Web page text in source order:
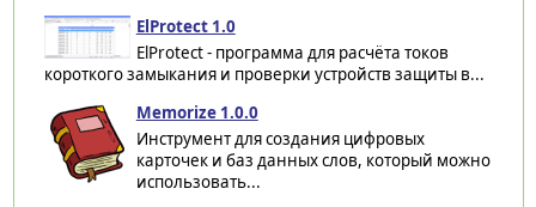
ElProtect 1.0
ElProtect - программа для расчёта токов
короткого замыкания и проверки устройств защиты в...
Memorize 1.0.0
Инструмент для создания цифровых
карточек и баз данных слов, который можно
использовать...